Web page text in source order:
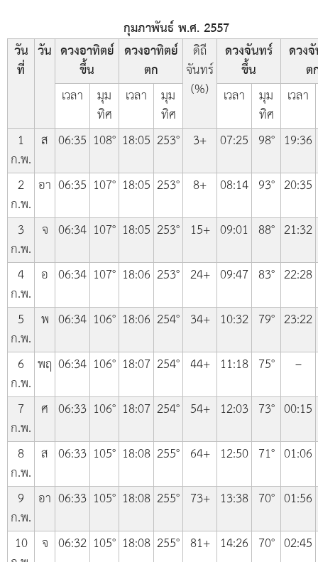
กุมภาพันธ์ พ.ศ. 2557
วัน
ที่
วัน ดวงอาทิตย์
ขึ้น
ดวงอาทิตย์
ตก
ดิถี
จันทร์
(%)
ดวงจันทร์
ขึ้น
ดวง
ต
เวลา
มุม
ทิศ
เวลา มุม
ทิศ
เวลา มุม
ทิศ
เวลา
1
ก.พ.
ส 06:35 108° 18:05 253° 3+ 07:25 98° 19:36
2
ก.พ.
อา 06:35 107° 18:05 253° 8+ 08:14 93° 20:35
3
ก.พ.
จ 06:34 107° 18:05 253° 15+ 09:01 88° 21:32
4
ก.พ.
อ 06:34 107° 18:06 253° 24+ 09:47 83° 22:28
5
ก.พ.
พ 06:34 106° 18:06 254° 34+ 10:32 79° 23:22
6
ก.พ.
พฤ 06:34 106° 18:07 254° 44+ 11:18 75°
–
7
ก.พ.
ศ 06:33 106° 18:07 254° 54+ 12:03 73° 00:15
8
ก.พ.
ส 06:33 105° 18:08 255° 64+ 12:50 71° 01:06
9
ก.พ.
อา 06:33 105° 18:08 255° 73+ 13:38 70° 01:56
10
จ 06:32 105° 18:08 255° 81+ 14:26 70° 02:45